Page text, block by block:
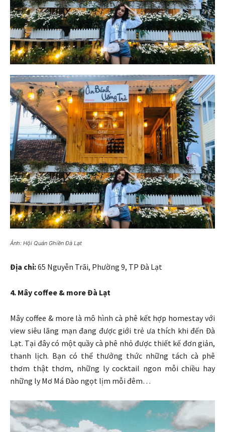
Ảnh: Hội Quán Ghiền Đà Lạt
Địa chỉ:65 Nguyễn Trãi, Phường 9, TP Đà Lạt
4. Mây coffee & more Đà Lạt
Mây coffee & more là mô hình cà phê kết hợp homestay với
view siêu lãng mạn đang được giới trẻ ưa thích khi đến Đà
Lạt. Tại đây có một quầy cà phê nhỏ được thiết kế đơn giản,
thanh lịch. Bạn có thể thưởng thức những tách cà phê
thơm thật thơm, những ly cocktail ngon mỗi chiều hay
những ly Mơ Má Đào ngọt lịm mỗi đêm…